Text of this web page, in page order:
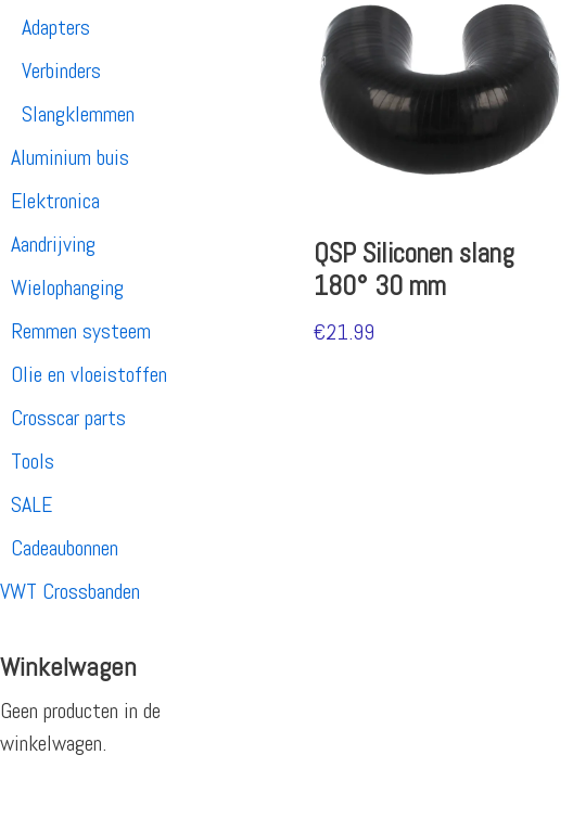
Adapters
Verbinders
Slangklemmen
Aluminium buis
Elektronica
Aandrijving
Wielophanging
Remmen systeem
Olie en vloeistoffen
Crosscar parts
Tools
SALE
Cadeaubonnen
VWT Crossbanden
Winkelwagen
Geen producten in de
winkelwagen.
QSP Siliconen slang
180° 30 mm
€21.99